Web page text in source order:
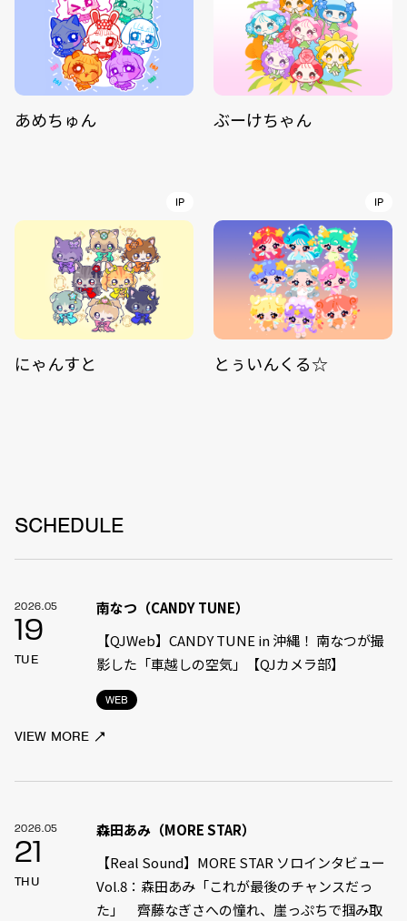
あめちゅん ぶーけちゃん
IP
にゃんすと
IP
とぅいんくる☆
SCHEDULE
2026.05
19
TUE
WEB
南なつ（CANDY TUNE）
【QJWeb】CANDY TUNE in 沖縄！ 南なつが撮
影した「車越しの空気」【QJカメラ部】
VIEW MORE
2026.05
21
THU
森田あみ（MORE STAR）
【Real Sound】MORE STAR ソロインタビュー
Vol.8：森田あみ「これが最後のチャンスだっ
た」 齊藤なぎさへの憧れ、崖っぷちで掴み取